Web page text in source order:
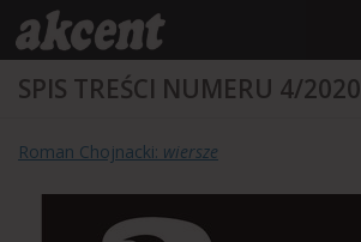
treści
Przejdź do treści
SPIS TREŚCI NUMERU 4/2020
Roman Chojnacki: wiersze